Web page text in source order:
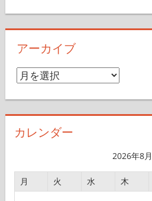
ア
ー
イ
2026年8月
月 火 水 木